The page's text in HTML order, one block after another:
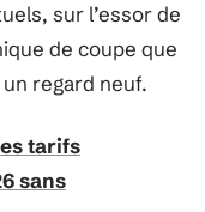
sur l’essor de
de coupe que
regard neuf.
tarifs
sans